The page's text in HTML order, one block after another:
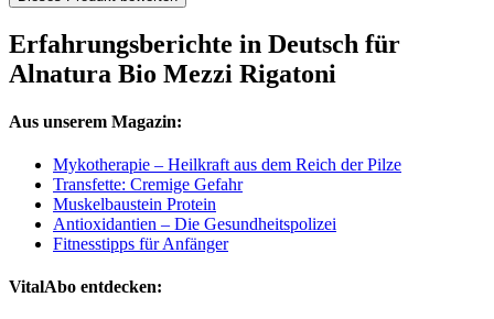
Erfahrungsberichte in Deutsch für
Alnatura Bio Mezzi Rigatoni
Aus unserem Magazin:
Mykotherapie – Heilkraft aus dem Reich der Pilze
Transfette: Cremige Gefahr
Muskelbaustein Protein
Antioxidantien – Die Gesundheitspolizei
Fitnesstipps für Anfänger
VitalAbo entdecken: